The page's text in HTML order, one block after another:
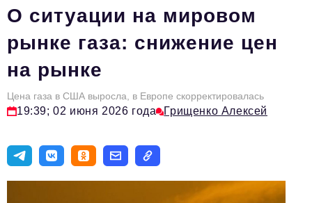
HR
Персона номера
Юридический практикум
Стиль жизни
Импортозамещение
О ситуации на мировом
рынке газа: снижение цен
на рынке
Цена газа в США выросла, в Европе скорректировалась
19:39; 02 июня 2026 года Грищенко Алексей